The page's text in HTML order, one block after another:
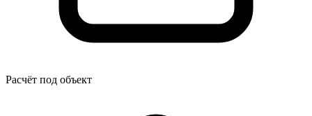
Расчёт под объект